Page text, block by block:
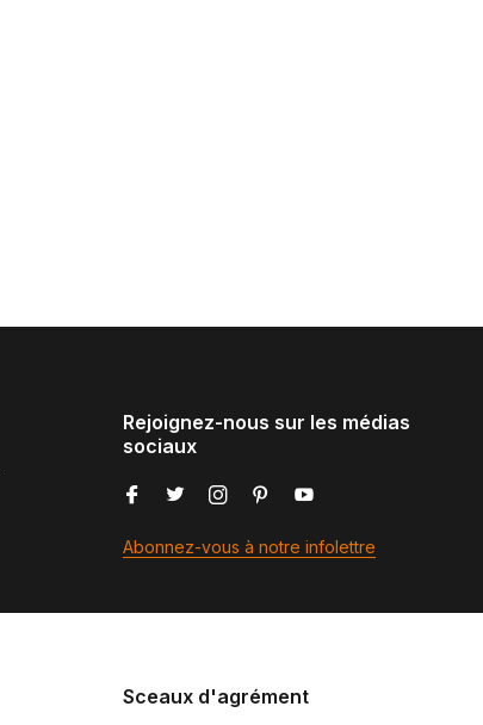
Rejoignez-nous sur les médias
sociaux
Abonnez-vous à notre infolettre
Sceaux d'agrément